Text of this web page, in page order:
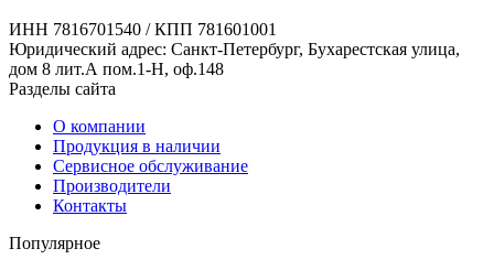
ИНН 7816701540 / КПП 781601001
Юридический адрес: Санкт-Петербург, Бухарестская улица,
дом 8 лит.А пом.1-Н, оф.148
Разделы сайта
О компании
Продукция в наличии
Сервисное обслуживание
Производители
Контакты
Популярное